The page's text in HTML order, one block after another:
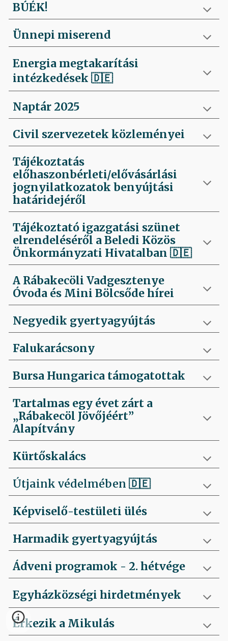
BÚÉK!
Ünnepi miserend
Energia megtakarítási
intézkedések🇩🇪
Naptár 2025
Civil szervezetek közleményei
Tájékoztatás
előhaszonbérleti/elővásárlási
jognyilatkozatok benyújtási
határidejéről
Tájékoztató igazgatási szünet
elrendeléséről a Beledi Közös
Önkormányzati Hivatalban🇩🇪
A Rábakecöli Vadgesztenye
Óvoda és Mini Bölcsőde hírei
Negyedik gyertyagyújtás
Falukarácsony
Bursa Hungarica támogatottak
Tartalmas egy évet zárt a
„Rábakecöl Jövőjéért”
Alapítvány
Kürtőskalács
Útjaink védelmében🇩🇪
Képviselő-testületi ülés
Harmadik gyertyagyújtás
Ádveni programok - 2. hétvége
Egyházközségi hirdetmények
Érkezik a Mikulás